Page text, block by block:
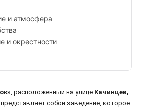
и атмосфера
и окрестности
, расположенный на улице Качинцев,
представляет собой заведение, которое